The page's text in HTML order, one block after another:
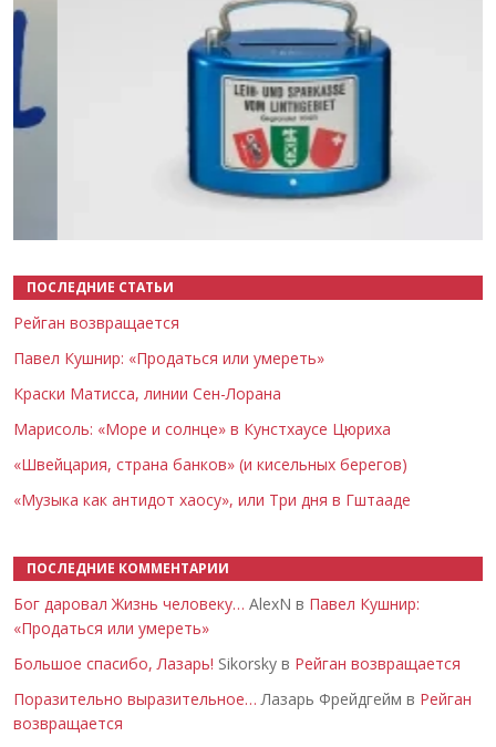
ПОСЛЕДНИЕ СТАТЬИ
Рейган возвращается
Павел Кушнир: «Продаться или умереть»
Краски Матисса, линии Сен-Лорана
Марисоль: «Море и солнце» в Кунстхаусе Цюриха
«Швейцария, страна банков» (и кисельных берегов)
«Музыка как антидот хаосу», или Три дня в Гштааде
ПОСЛЕДНИЕ КОММЕНТАРИИ
Бог даровал Жизнь человеку… AlexN в Павел Кушнир:
«Продаться или умереть»
Большое спасибо, Лазарь! Sikorsky в Рейган возвращается
Поразительно выразительное… Лазарь Фрейдгейм в Рейган
возвращается